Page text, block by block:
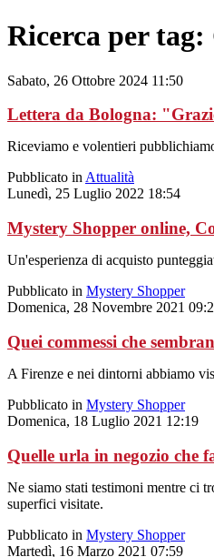
Ricerca per tag:
Sabato, 26 Ottobre 2024 11:50
Lettera da Bologna:
Riceviamo e volentieri
Pubblicato inAttualità
Lunedì, 25 Luglio 2022 18:54
Mystery Shopper online,
Un'esperienza di acquisto
Pubblicato in Mystery Shopper
Domenica, 28 Novembre 2021
Quei commessi che
A Firenze e nei dintorni abbiamo
Pubblicato in Mystery Shopper
Domenica, 18 Luglio 2021 12:19
Quelle urla in negozio che
Ne siamo stati testimoni mentre ci
superfici visitate.
Pubblicato in Mystery Shopper
Martedì, 16 Marzo 2021 07:59